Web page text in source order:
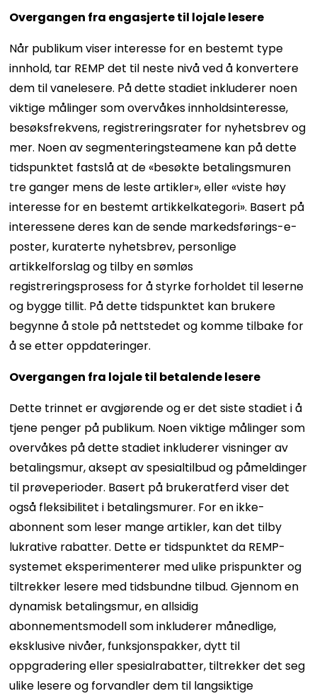
Overgangen fra engasjerte til lojale lesere
Når publikum viser interesse for en bestemt type
innhold, tar REMP det til neste nivå ved å konvertere
dem til vanelesere. På dette stadiet inkluderer noen
viktige målinger som overvåkes innholdsinteresse,
besøksfrekvens, registreringsrater for nyhetsbrev og
mer. Noen av segmenteringsteamene kan på dette
tidspunktet fastslå at de «besøkte betalingsmuren
tre ganger mens de leste artikler», eller «viste høy
interesse for en bestemt artikkelkategori». Basert på
interessene deres kan de sende markedsførings-e-
poster, kuraterte nyhetsbrev, personlige
artikkelforslag og tilby en sømløs
registreringsprosess for å styrke forholdet til leserne
og bygge tillit. På dette tidspunktet kan brukere
begynne å stole på nettstedet og komme tilbake for
å se etter oppdateringer.
Overgangen fra lojale til betalende lesere
Dette trinnet er avgjørende og er det siste stadiet i å
tjene penger på publikum. Noen viktige målinger som
overvåkes på dette stadiet inkluderer visninger av
betalingsmur, aksept av spesialtilbud og påmeldinger
til prøveperioder. Basert på brukeratferd viser det
også fleksibilitet i betalingsmurer. For en ikke-
abonnent som leser mange artikler, kan det tilby
lukrative rabatter. Dette er tidspunktet da REMP-
systemet eksperimenterer med ulike prispunkter og
tiltrekker lesere med tidsbundne tilbud. Gjennom en
dynamisk betalingsmur, en allsidig
abonnementsmodell som inkluderer månedlige,
eksklusive nivåer, funksjonspakker, dytt til
oppgradering eller spesialrabatter, tiltrekker det seg
ulike lesere og forvandler dem til langsiktige